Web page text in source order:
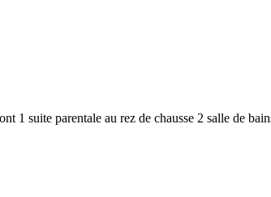
1 suite parentale au rez de chausse 2 salle de